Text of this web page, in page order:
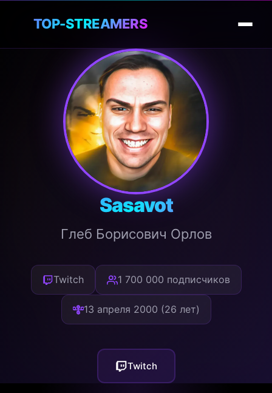
TOP-STREAMERS
Sasavot
Глеб Борисович Орлов
Twitch 1 700 000 подписчиков
13 апреля 2000 (26 лет)
Twitch